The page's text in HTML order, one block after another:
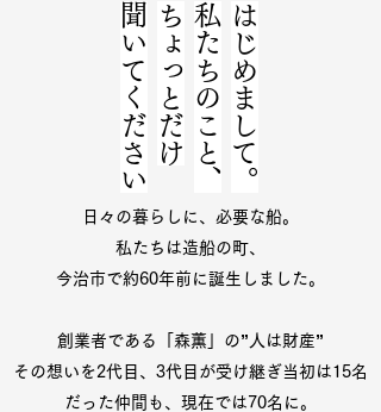
はじめまして。
私たちのこと、
​ちょっとだけ
聞いてください
日々の暮らしに、 必要な船。
私たちは造船の町、
今治市で約60年前に誕生しました。
創業者である「森薫」の”人は財産”
その想いを2代目、3代目が受け継ぎ 当初は15名
だった仲間も、現在では70名に。